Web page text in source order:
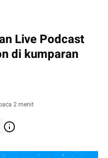
Live Podcast
di kumparan
2 menit